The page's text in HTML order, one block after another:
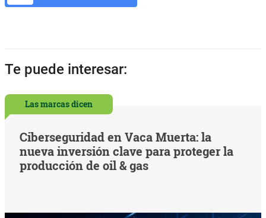
Te puede interesar:
Las marcas dicen
Ciberseguridad en Vaca Muerta: la
nueva inversión clave para proteger la
producción de oil & gas